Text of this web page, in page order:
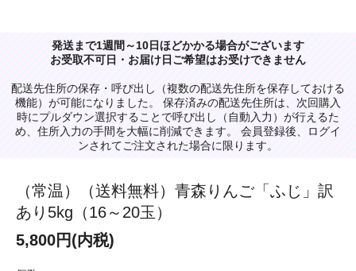
発送まで1週間～10日ほどかかる場合がございます
お受取不可日・お届け日ご希望はお受けできません
配送先住所の保存・呼び出し（複数の配送先住所を保存しておける
機能）が可能になりました。 保存済みの配送先住所は、次回購入
時にプルダウン選択することで呼び出し（自動入力）が行えるた
め、住所入力の手間を大幅に削減できます。 会員登録後、ログイ
ンされてご注文された場合に限ります。
（常温）（送料無料）青森りんご「ふじ」訳
あり5kg（16～20玉）
5,800円(内税)